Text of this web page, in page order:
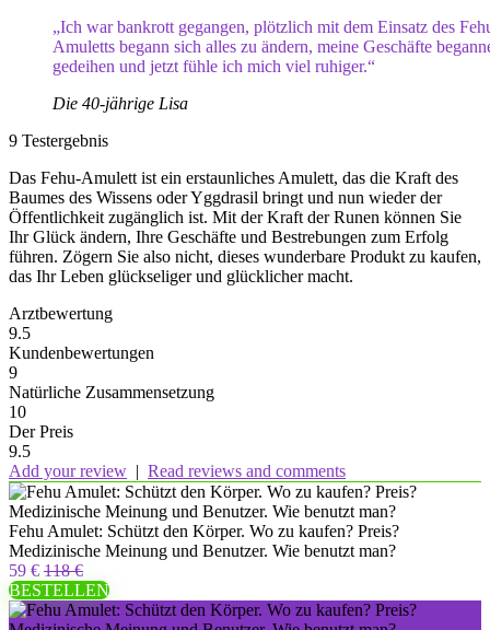
„Ich war bankrott gegangen, plötzlich mit dem Einsatz des
Amuletts begann sich alles zu ändern, meine Geschäfte
gedeihen und jetzt fühle ich mich viel ruhiger.“
Die 40-jährige Lisa
9 Testergebnis
Das Fehu-Amulett ist ein erstaunliches Amulett, das die Kraft des
Baumes des Wissens oder Yggdrasil bringt und nun wieder der
Öffentlichkeit zugänglich ist. Mit der Kraft der Runen können Sie
Ihr Glück ändern, Ihre Geschäfte und Bestrebungen zum Erfolg
führen. Zögern Sie also nicht, dieses wunderbare Produkt zu kaufen,
das Ihr Leben glückseliger und glücklicher macht.
Arztbewertung
9.5
Kundenbewertungen
9
Natürliche Zusammensetzung
10
Der Preis
9.5
Add your review | Read reviews and comments
Fehu Amulet: Schützt den Körper. Wo zu kaufen? Preis?
Medizinische Meinung und Benutzer. Wie benutzt man?
59 € 118 €
BESTELLEN